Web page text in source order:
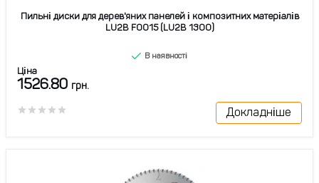
Пильні диски для дерев'яних панелей і композитних матеріалів
LU2B F0015 (LU2B 1300)
В наявності
Ціна
1526.80 грн.
Докладніше